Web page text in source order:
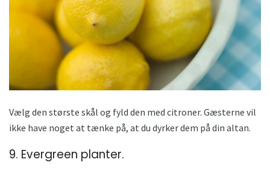
Vælg den største skål og fyld den med citroner. Gæsterne vil
ikke have noget at tænke på, at du dyrker dem på din altan.
9. Evergreen planter.